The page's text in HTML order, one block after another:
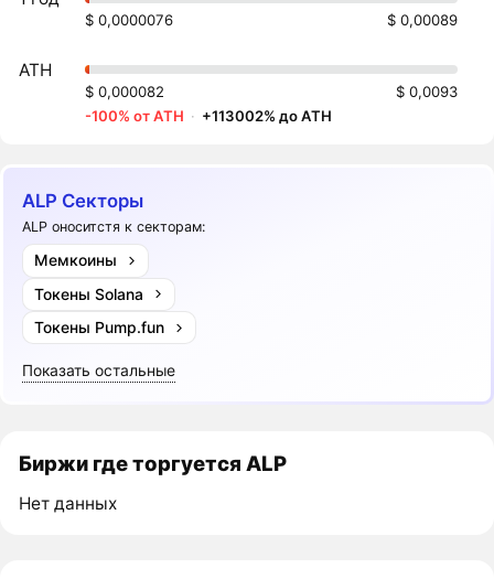
$ 0,0000076 $ 0,00089
ATH
$ 0,000082
$ 0,0093
-100% от ATH · +113002% до ATH
ALP Секторы
ALP оноситстя к секторам:
Мемкоины
Токены Solana
Токены Pump.fun
Показать остальные
Биржи где торгуется ALP
Нет данных